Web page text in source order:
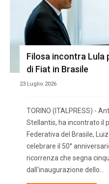
Filosa incontra Lula
di Fiat in Brasile
23 Luglio 2026
TORINO (ITALPRESS) -
Stellantis, ha incontrato il
Federativa del Brasile,
celebrare il 50°
ricorrenza che segna
dall'inaugurazione dello...